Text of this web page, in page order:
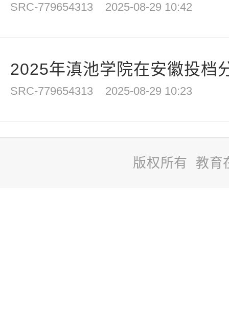
SRC-779654313 2025-08-29 10:42
2025年滇池学院在安徽投档
SRC-779654313 2025-08-29 10:23
版权所有 教育